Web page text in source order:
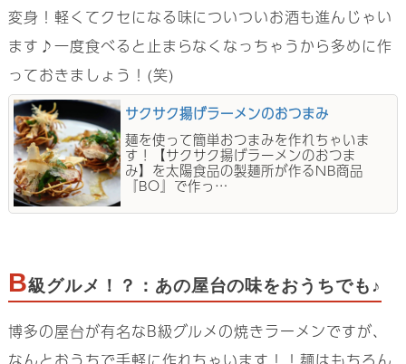
変身！軽くてクセになる味についついお酒も進んじゃい
ます♪一度食べると止まらなくなっちゃうから多めに作
っておきましょう！(笑)
サクサク揚げラーメンのおつまみ
麺を使って簡単おつまみを作れちゃいま
す！【サクサク揚げラーメンのおつま
み】を太陽食品の製麺所が作るNB商品
『BO』で作っ…
B級グルメ！？：あの屋台の味をおうちでも♪
博多の屋台が有名なB級グルメの焼きラーメンですが、